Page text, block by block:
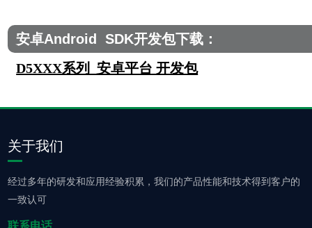
安卓Android SDK开发包下载：
D5XXX系列 安卓平台 开发包
关于我们
经过多年的研发和应用经验积累，我们的产品性能和技术得到客户的
一致认可
联系电话